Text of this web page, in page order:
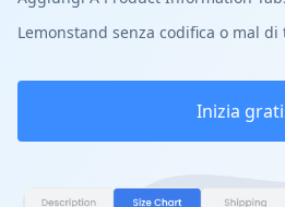
Lemonstand senza codifica o mal di
Inizia